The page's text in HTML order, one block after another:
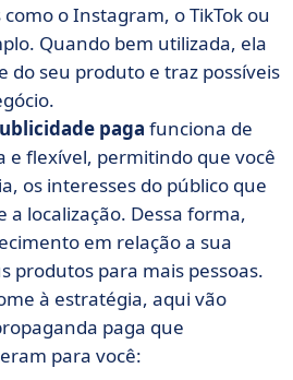
o Instagram, o TikTok ou
Quando bem utilizada, ela
do seu produto e traz possíveis
paga funciona de
flexível, permitindo que você
os interesses do público que
a localização. Dessa forma,
em relação a sua
produtos para mais pessoas.
à estratégia, aqui vão
paga que
para você: